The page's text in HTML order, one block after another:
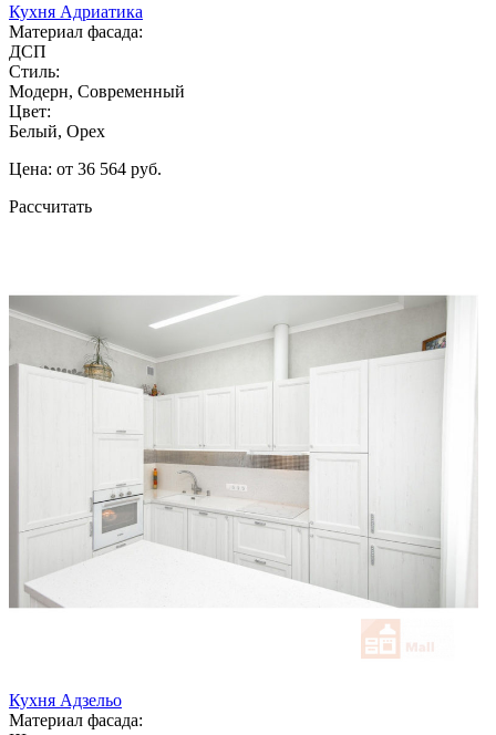
Кухня Адриатика
Материал фасада:
ДСП
Стиль:
Модерн, Современный
Цвет:
Белый, Орех
Цена: от 36 564 руб.
Рассчитать
Кухня Адзельо
Материал фасада: